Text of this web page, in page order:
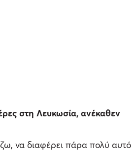
στη Λευκωσία, ανέκαθεν
να διαφέρει πάρα πολύ αυτό